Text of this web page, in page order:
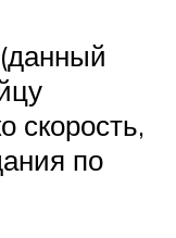
скорость,
по